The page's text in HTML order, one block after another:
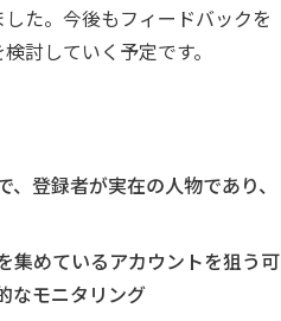
た。今後もフィードバックを
討していく予定です。
登録者が実在の人物であり、
集めているアカウントを狙う可
なモニタリング